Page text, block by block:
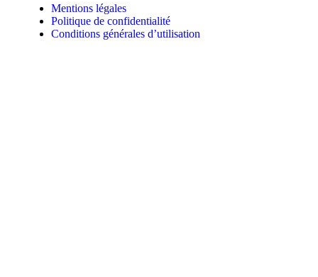
Mentions légales
Politique de confidentialité
Conditions générales d’utilisation